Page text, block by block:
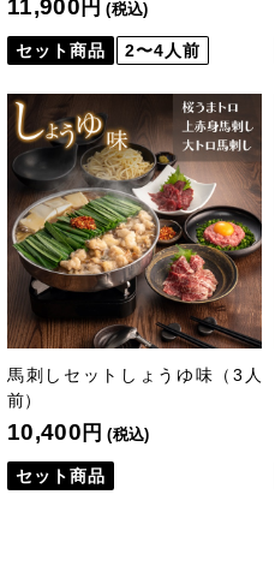
11,900 円 (税込)
セット商品 2〜4人前
馬刺しセットしょうゆ味（3人
前）
10,400 円 (税込)
セット商品